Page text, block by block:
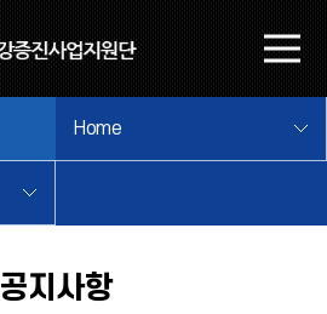
메
뉴
기
Home
공지사항